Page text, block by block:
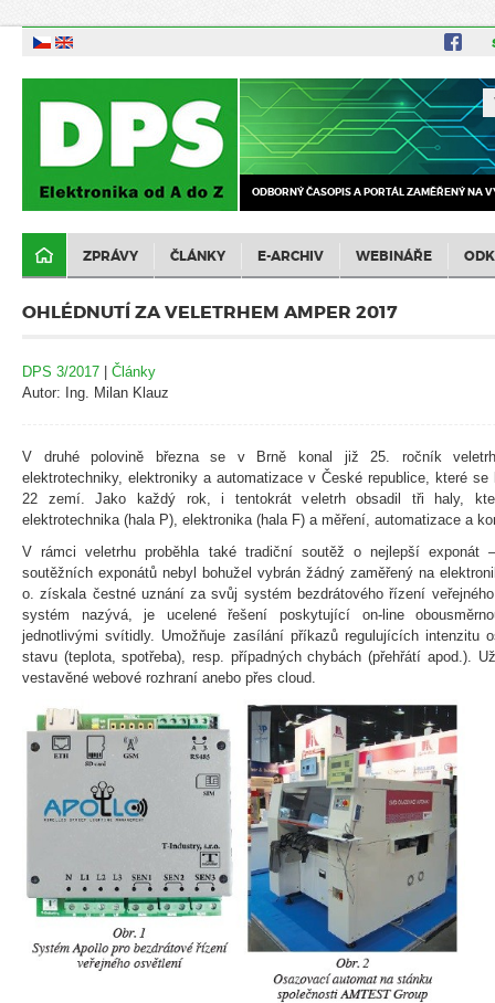
ODBORNÝ ČASOPIS A PORTÁL ZAMĚŘENÝ NA
ZPRÁVY ČLÁNKY E-ARCHIV WEBINÁŘE
OHLÉDNUTÍ ZA VELETRHEM AMPER 2017
DPS 3/2017 | Články
Autor: Ing. Milan Klauz
V druhé polovině března se v Brně konal již 25. ročník
elektrotechniky, elektroniky a automatizace v České republice, které
22 zemí. Jako každý rok, i tentokrát veletrh obsadil tři haly,
elektrotechnika (hala P), elektronika (hala F) a měření, automatizace a
V rámci veletrhu proběhla také tradiční soutěž o nejlepší exponát
soutěžních exponátů nebyl bohužel vybrán žádný zaměřený na
o. získala čestné uznání za svůj systém bezdrátového řízení
systém nazývá, je ucelené řešení poskytující on-line
jednotlivými svítidly. Umožňuje zasílání příkazů regulujících intenzitu
stavu (teplota, spotřeba), resp. případných chybách (přehřátí apod.).
vestavěné webové rozhraní anebo přes cloud.